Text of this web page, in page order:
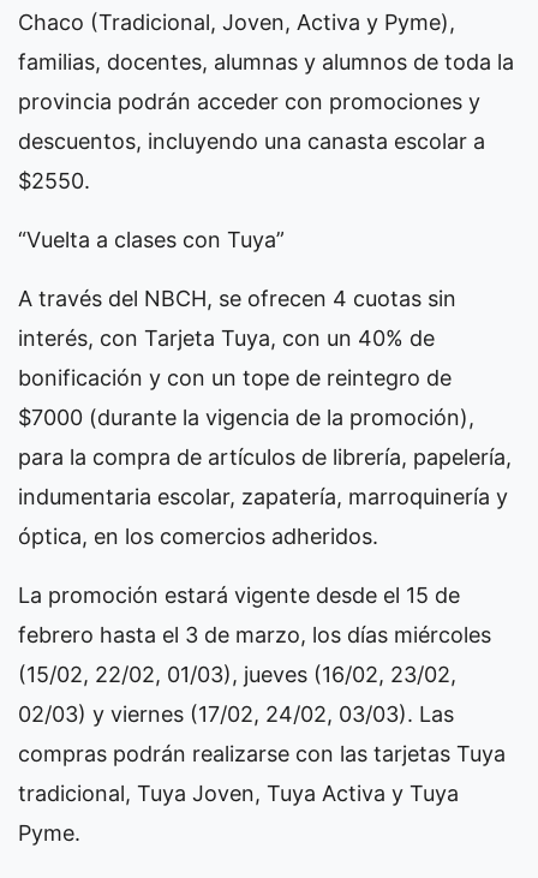
Chaco (Tradicional, Joven, Activa y Pyme),
familias, docentes, alumnas y alumnos de toda la
provincia podrán acceder con promociones y
descuentos, incluyendo una canasta escolar a
$2550.
“Vuelta a clases con Tuya”
A través del NBCH, se ofrecen 4 cuotas sin
interés, con Tarjeta Tuya, con un 40% de
bonificación y con un tope de reintegro de
$7000 (durante la vigencia de la promoción),
para la compra de artículos de librería, papelería,
indumentaria escolar, zapatería, marroquinería y
óptica, en los comercios adheridos.
La promoción estará vigente desde el 15 de
febrero hasta el 3 de marzo, los días miércoles
(15/02, 22/02, 01/03), jueves (16/02, 23/02,
02/03) y viernes (17/02, 24/02, 03/03). Las
compras podrán realizarse con las tarjetas Tuya
tradicional, Tuya Joven, Tuya Activa y Tuya
Pyme.